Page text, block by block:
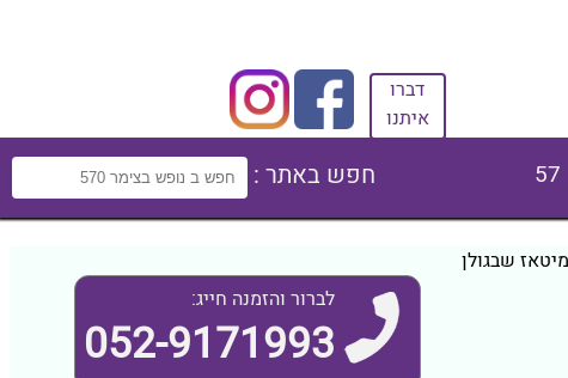
דברו
איתנו
57 חפש באתר :
שבגולן
לברור והזמנה חייג:
052-9171993